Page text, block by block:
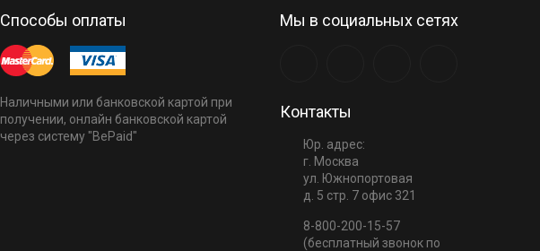
Способы оплаты
Наличными или банковской картой при
получении, онлайн банковской картой
через систему "BePaid"
Мы в социальных сетях
Контакты
Юр. адрес:
г. Москва
ул. Южнопортовая
д. 5 стр. 7 офис 321
8-800-200-15-57
(бесплатный звонок по